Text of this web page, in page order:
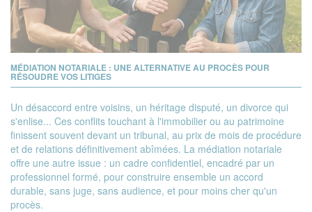
MÉDIATION NOTARIALE : UNE ALTERNATIVE AU PROCÈS POUR
RÉSOUDRE VOS LITIGES
Un désaccord entre voisins, un héritage disputé, un divorce qui
s'enlise... Ces conflits touchant à l'immobilier ou au patrimoine
finissent souvent devant un tribunal, au prix de mois de procédure
et de relations définitivement abîmées. La médiation notariale
offre une autre issue : un cadre confidentiel, encadré par un
professionnel formé, pour construire ensemble un accord
durable, sans juge, sans audience, et pour moins cher qu'un
procès.